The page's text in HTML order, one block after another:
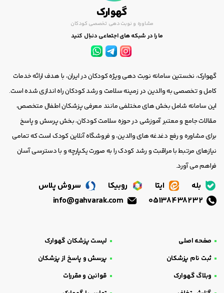
گهوارک
مشاوره و نوبت دهی تخصصی کودکان
ما را در شبکه های اجتماعی دنبال کنید
گهوارک، نخستین سامانه نوبت دهی ویژه کودکان در ایران، با هدف ارائه خدمات
کامل و تخصصی به والدین در زمینه سلامت و رشد کودکان راه اندازی شده است.
این سامانه شامل بخش های مختلفی مانند معرفی پزشکان اطفال متخصص،
مقالات جامع و معتبر آموزشی در حوزه سلامت کودکان، بخش پرسش و پاسخ
برای مشاوره و رفع دغدغه های والدین، و فروشگاه آنلاین کودک است که تمامی
نیازهای مرتبط با مراقبت و رشد کودک را به صورت یکپارچه و با دسترسی آسان
فراهم می آورد.
بله ایتا روبیکا
سروش پلاس
صفحه اصلی
لیست پزشکان گهوارک
ثبت نام پزشکان
پرسش و پاسخ از پزشکان
وبلاگ گهوارک
قوانین و مقررات